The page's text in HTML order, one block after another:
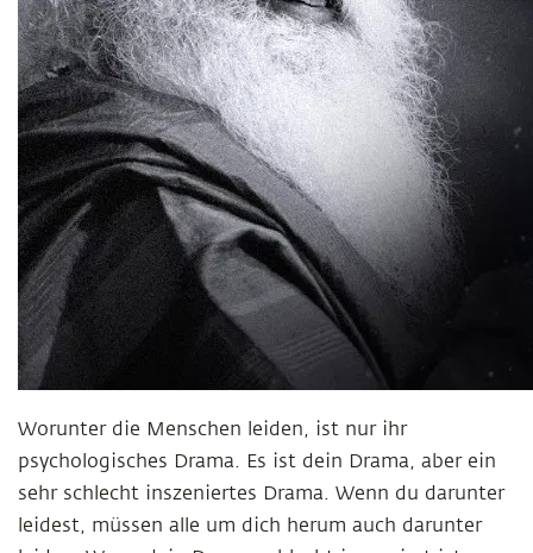
Worunter die Menschen leiden, ist nur ihr
psychologisches Drama. Es ist dein Drama, aber ein
sehr schlecht inszeniertes Drama. Wenn du darunter
leidest, müssen alle um dich herum auch darunter